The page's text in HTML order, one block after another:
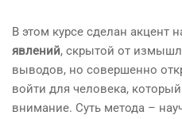
В этом курсе сделан акцент
явлений, скрытой от
выводов, но совершенно
войти для человека,
внимание. Суть метода –